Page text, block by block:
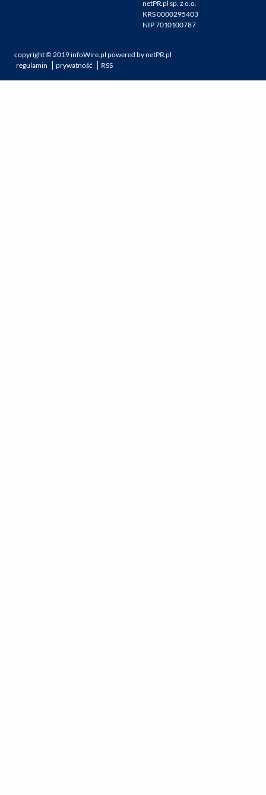
netPR.pl sp. z o.o.
KRS 0000295403
NIP 7010100787
copyright ©2019infoWire.pl powered bynetPR.pl
regulamin
prywatność RSS